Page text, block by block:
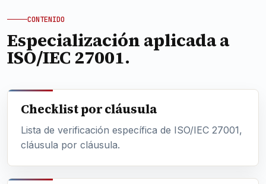
CONTENIDO
Especialización aplicada a
ISO/IEC 27001.
Checklist por cláusula
Lista de verificación específica de ISO/IEC 27001,
cláusula por cláusula.